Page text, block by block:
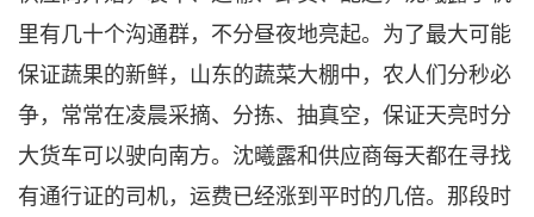
里有几十个沟通群，不分昼夜地亮起。为了最大可能
保证蔬果的新鲜，山东的蔬菜大棚中，农人们分秒必
争，常常在凌晨采摘、分拣、抽真空，保证天亮时分
大货车可以驶向南方。沈曦露和供应商每天都在寻找
有通行证的司机，运费已经涨到平时的几倍。那段时